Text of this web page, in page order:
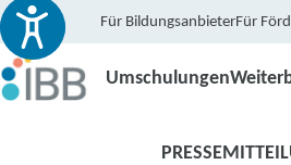
Für BildungsanbieterFür
Umschulungen